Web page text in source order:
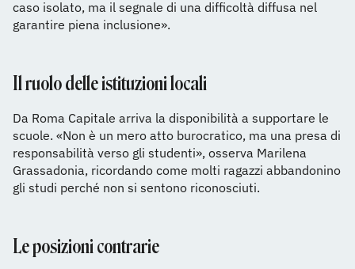
caso isolato, ma il segnale di una difficoltà diffusa nel
garantire piena inclusione».
Il ruolo delle istituzioni locali
Da Roma Capitale arriva la disponibilità a supportare le
scuole. «Non è un mero atto burocratico, ma una presa di
responsabilità verso gli studenti», osserva Marilena
Grassadonia, ricordando come molti ragazzi abbandonino
gli studi perché non si sentono riconosciuti.
Le posizioni contrarie